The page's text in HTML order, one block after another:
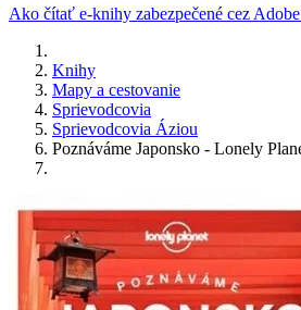
Ako čítať e-knihy zabezpečené cez
Knihy
Mapy a cestovanie
Sprievodcovia
Sprievodcovia Áziou
Poznáváme Japonsko - Lonely